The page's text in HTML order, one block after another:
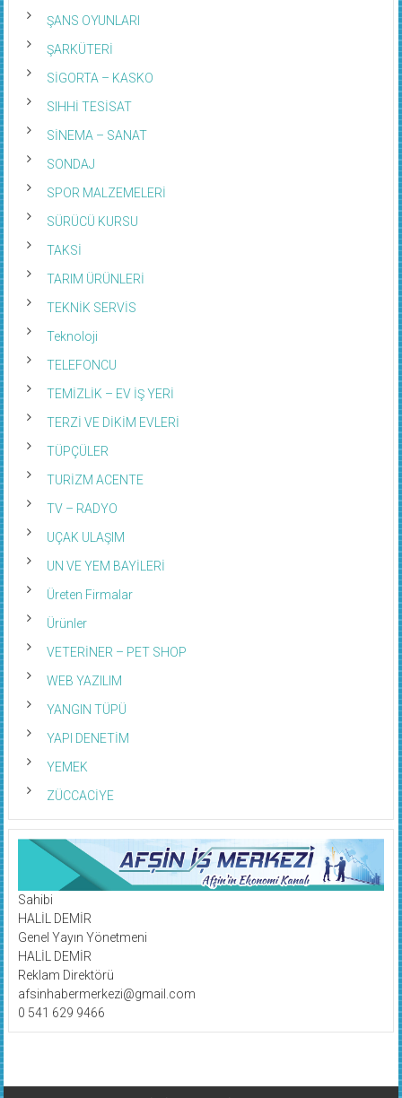
ŞANS OYUNLARI
ŞARKÜTERİ
SİGORTA – KASKO
SIHHİ TESİSAT
SİNEMA – SANAT
SONDAJ
SPOR MALZEMELERİ
SÜRÜCÜ KURSU
TAKSİ
TARIM ÜRÜNLERİ
TEKNİK SERVİS
Teknoloji
TELEFONCU
TEMİZLİK – EV İŞ YERİ
TERZİ VE DİKİM EVLERİ
TÜPÇÜLER
TURİZM ACENTE
TV – RADYO
UÇAK ULAŞIM
UN VE YEM BAYİLERİ
Üreten Firmalar
Ürünler
VETERİNER – PET SHOP
WEB YAZILIM
YANGIN TÜPÜ
YAPI DENETİM
YEMEK
ZÜCCACİYE
Sahibi
HALİL DEMİR
Genel Yayın Yönetmeni
HALİL DEMİR
Reklam Direktörü
afsinhabermerkezi@gmail.com
0 541 629 9466